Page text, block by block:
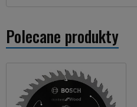
Polecane produkty